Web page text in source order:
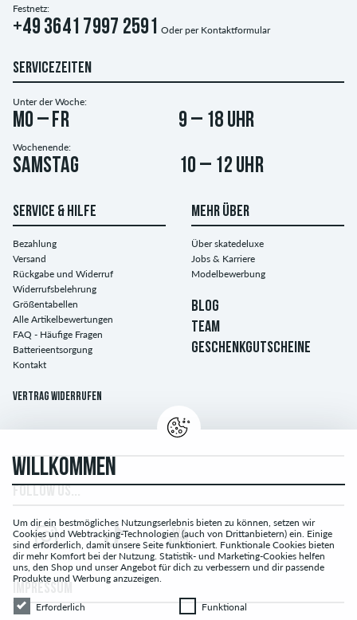
Festnetz:
+49 3641 7997 2591 Oder per Kontaktformular
SERVICEZEITEN
Unter der Woche:
Mo – Fr 9 – 18 Uhr
Wochenende:
Samstag 10 – 12 Uhr
SERVICE & HILFE
Bezahlung
Versand
Rückgabe und Widerruf
Widerrufsbelehrung
Größentabellen
Alle Artikelbewertungen
FAQ - Häufige Fragen
Batterieentsorgung
Kontakt
Vertrag widerrufen
MEHR ÜBER
Über skatedeluxe
Jobs & Karriere
Modelbewerbung
BLOG
TEAM
GESCHENKGUTSCHEINE
WILLKOMMEN
Um dir ein bestmögliches Nutzungserlebnis bieten zu können, setzen wir
Cookies und Webtracking-Technologien (auch von Drittanbietern) ein. Einige
sind erforderlich, damit unsere Seite funktioniert. Funktionale Cookies bieten
dir mehr Komfort bei der Nutzung. Statistik- und Marketing-Cookies helfen
uns, den Shop und unser Angebot für dich zu verbessern und dir passende
Produkte und Werbung anzuzeigen.
Erforderlich
Erforderlich FunktionalFunktional